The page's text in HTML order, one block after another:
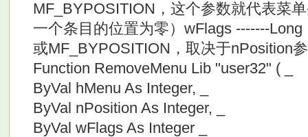
MF_BYPOSITION，这个参数就代表菜
一个条目的位置为零）wFlags -------
或MF_BYPOSITION，取决于nPosition
Function RemoveMenu Lib "user32" ( _
ByVal hMenu As Integer, _
ByVal nPosition As Integer, _
ByVal wFlags As Integer _